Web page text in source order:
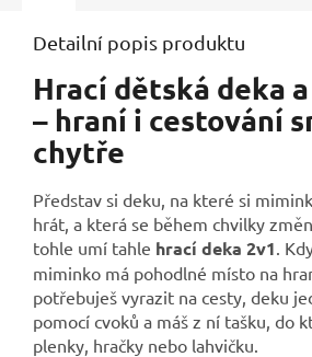
Detailní popis produktu
Hrací dětská deka
– hraní i cestování
chytře
Představ si deku, na které si
hrát, a která se během chvilky
tohle umí tahle hrací deka 2v1 .
miminko má pohodlné místo na
potřebuješ vyrazit na cesty, deku
pomocí cvoků a máš z ní tašku, do
plenky, hračky nebo lahvičku.